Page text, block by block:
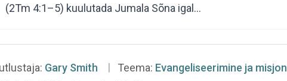
(2Tm 4:1–5) kuulutada Jumala Sõna igal…
Gary Smith Teema: Evangeliseerimine ja misjon